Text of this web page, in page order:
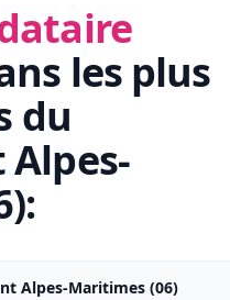
les plus
du
Alpes-
):
Alpes-Maritimes (06)